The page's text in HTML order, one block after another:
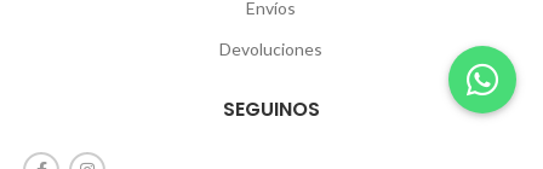
Envíos
Devoluciones
SEGUINOS